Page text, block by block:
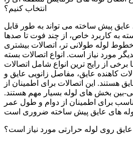
انتخاب کنیم؟
پیش ساخته می تواند به طور قابل
به کاربرد خاص، از چند فوت تا صدها
لوله طولانی تر، اتصالات بیشتری
مورد نیاز است. انواع اتصالات بسته
برخی از رایج ترین انواع شامل اتصالات
کاهنده عایق، مفاصل زانویی عایق و
هستند. این اتصالات برای اطمینان از
بین بخش های لوله بسیار مهم هستند.
برای اطمینان از دوام و طول عمر
روی لوله حرارتی مورد نیاز است؟